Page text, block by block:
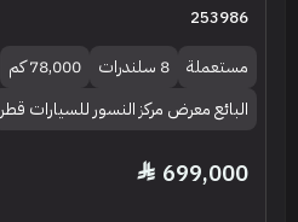
253986
مستعملة 8 سلندرات
78,000 كم
البائع معرض مركز النسور للسيارات قطر
699,000